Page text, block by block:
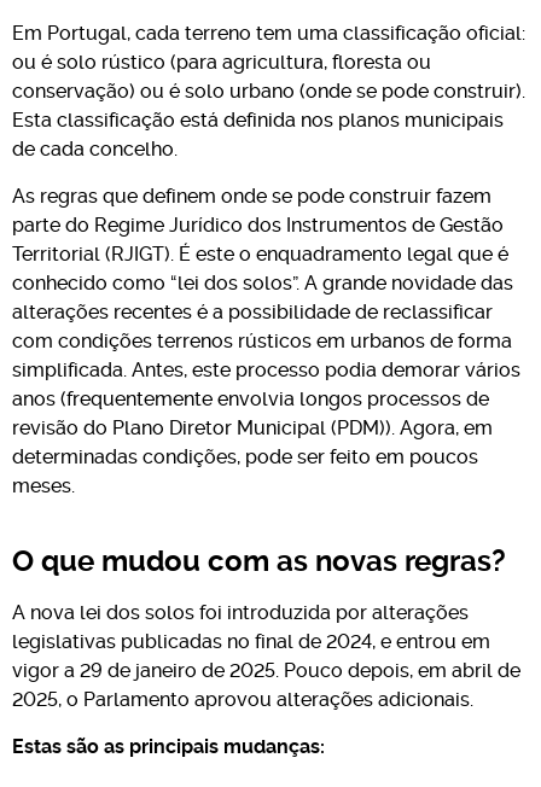
Em Portugal, cada terreno tem uma classificação oficial:
ou é solo rústico (para agricultura, floresta ou
conservação) ou é solo urbano (onde se pode construir).
Esta classificação está definida nos planos municipais
de cada concelho.
As regras que definem onde se pode construir fazem
parte do Regime Jurídico dos Instrumentos de Gestão
Territorial (RJIGT). É este o enquadramento legal que é
conhecido como “lei dos solos”. A grande novidade das
alterações recentes é a possibilidade de reclassificar
com condições terrenos rústicos em urbanos de forma
simplificada. Antes, este processo podia demorar vários
anos (frequentemente envolvia longos processos de
revisão do Plano Diretor Municipal (PDM)). Agora, em
determinadas condições, pode ser feito em poucos
meses.
O que mudou com as novas regras?
A nova lei dos solos foi introduzida por alterações
legislativas publicadas no final de 2024, e entrou em
vigor a 29 de janeiro de 2025. Pouco depois, em abril de
2025, o Parlamento aprovou alterações adicionais.
Estas são as principais mudanças: